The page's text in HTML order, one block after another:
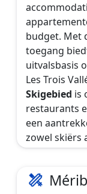
budget. Met
toegang
uitvalsbasis
Les Trois
Skigebied is
restaurants
een
zowel skiërs